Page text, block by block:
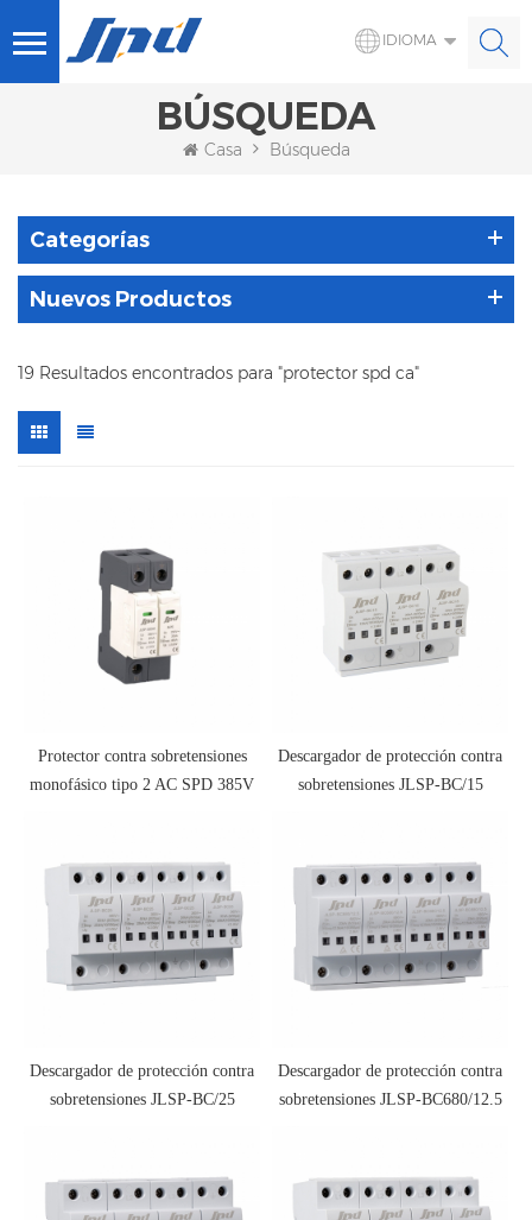
IDIOMA
BÚSQUEDA
Casa Búsqueda
Categorías
Nuevos Productos
19 Resultados encontrados para "protector spd ca"
Protector contra sobretensiones
monofásico tipo 2 AC SPD 385V
Descargador de protección contra
sobretensiones JLSP-BC/15
Descargador de protección contra
sobretensiones JLSP-BC/25
Descargador de protección contra
sobretensiones JLSP-BC680/12.5